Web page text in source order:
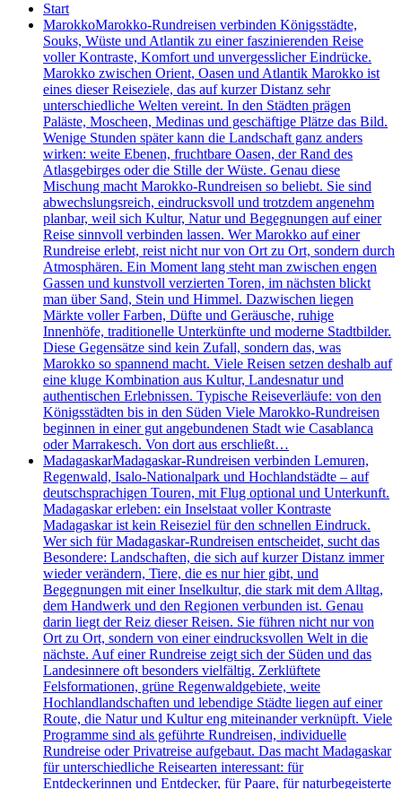
Start
MarokkoMarokko-Rundreisen verbinden Königsstädte,
Souks, Wüste und Atlantik zu einer faszinierenden Reise
voller Kontraste, Komfort und unvergesslicher Eindrücke.
Marokko zwischen Orient, Oasen und Atlantik Marokko ist
eines dieser Reiseziele, das auf kurzer Distanz sehr
unterschiedliche Welten vereint. In den Städten prägen
Paläste, Moscheen, Medinas und geschäftige Plätze das Bild.
Wenige Stunden später kann die Landschaft ganz anders
wirken: weite Ebenen, fruchtbare Oasen, der Rand des
Atlasgebirges oder die Stille der Wüste. Genau diese
Mischung macht Marokko-Rundreisen so beliebt. Sie sind
abwechslungsreich, eindrucksvoll und trotzdem angenehm
planbar, weil sich Kultur, Natur und Begegnungen auf einer
Reise sinnvoll verbinden lassen. Wer Marokko auf einer
Rundreise erlebt, reist nicht nur von Ort zu Ort, sondern durch
Atmosphären. Ein Moment lang steht man zwischen engen
Gassen und kunstvoll verzierten Toren, im nächsten blickt
man über Sand, Stein und Himmel. Dazwischen liegen
Märkte voller Farben, Düfte und Geräusche, ruhige
Innenhöfe, traditionelle Unterkünfte und moderne Stadtbilder.
Diese Gegensätze sind kein Zufall, sondern das, was
Marokko so spannend macht. Viele Reisen setzen deshalb auf
eine kluge Kombination aus Kultur, Landesnatur und
authentischen Erlebnissen. Typische Reiseverläufe: von den
Königsstädten bis in den Süden Viele Marokko-Rundreisen
beginnen in einer gut angebundenen Stadt wie Casablanca
oder Marrakesch. Von dort aus erschließt…
MadagaskarMadagaskar-Rundreisen verbinden Lemuren,
Regenwald, Isalo-Nationalpark und Hochlandstädte – auf
deutschsprachigen Touren, mit Flug optional und Unterkunft.
Madagaskar erleben: ein Inselstaat voller Kontraste
Madagaskar ist kein Reiseziel für den schnellen Eindruck.
Wer sich für Madagaskar-Rundreisen entscheidet, sucht das
Besondere: Landschaften, die sich auf kurzer Distanz immer
wieder verändern, Tiere, die es nur hier gibt, und
Begegnungen mit einer Inselkultur, die stark mit dem Alltag,
dem Handwerk und den Regionen verbunden ist. Genau
darin liegt der Reiz dieser Reisen. Sie führen nicht nur von
Ort zu Ort, sondern von einer eindrucksvollen Welt in die
nächste. Auf einer Rundreise zeigt sich der Süden und das
Landesinnere oft besonders vielfältig. Zerklüftete
Felsformationen, grüne Regenwaldgebiete, weite
Hochlandlandschaften und lebendige Städte liegen auf einer
Route, die Natur und Kultur eng miteinander verknüpft. Viele
Programme sind als geführte Rundreisen, individuelle
Rundreise oder Privatreise aufgebaut. Das macht Madagaskar
für unterschiedliche Reisearten interessant: für
Entdeckerinnen und Entdecker, für Paare, für naturbegeisterte